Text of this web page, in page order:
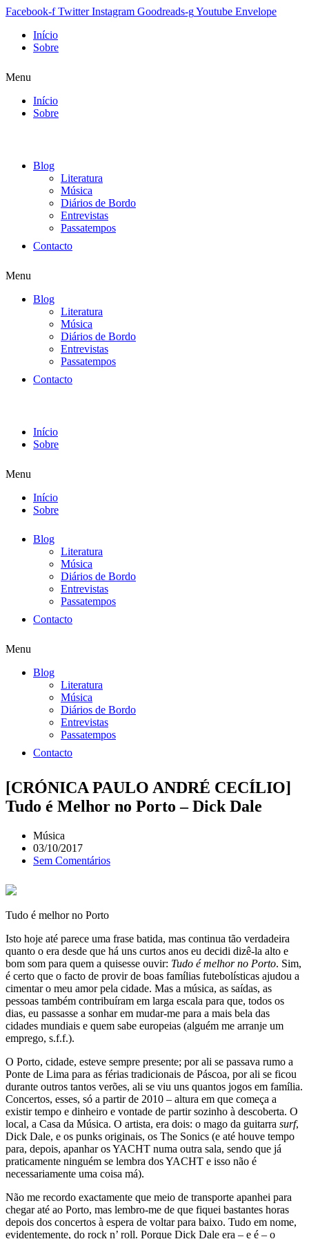
Facebook-f Twitter Instagram Goodreads-gYoutube Envelope
Início
Sobre
Menu
Início
Sobre
Blog
Literatura
Música
Diários de Bordo
Entrevistas
Passatempos
Contacto
Menu
Blog
Literatura
Música
Diários de Bordo
Entrevistas
Passatempos
Contacto
Início
Sobre
Menu
Início
Sobre
Blog
Literatura
Música
Diários de Bordo
Entrevistas
Passatempos
Contacto
Menu
Blog
Literatura
Música
Diários de Bordo
Entrevistas
Passatempos
Contacto
[CRÓNICA PAULO ANDRÉ CECÍLIO]
Tudo é Melhor no Porto – Dick Dale
Música
03/10/2017
Sem Comentários
Tudo é melhor no Porto
Isto hoje até parece uma frase batida, mas continua tão verdadeira
quanto o era desde que há uns curtos anos eu decidi dizê-la alto e
bom som para quem a quisesse ouvir: Tudo é melhor no Porto. Sim,
é certo que o facto de provir de boas famílias futebolísticas ajudou a
cimentar o meu amor pela cidade. Mas a música, as saídas, as
pessoas também contribuíram em larga escala para que, todos os
dias, eu passasse a sonhar em mudar-me para a mais bela das
cidades mundiais e quem sabe europeias (alguém me arranje um
emprego, s.f.f.).
O Porto, cidade, esteve sempre presente; por ali se passava rumo a
Ponte de Lima para as férias tradicionais de Páscoa, por ali se ficou
durante outros tantos verões, ali se viu uns quantos jogos em família.
Concertos, esses, só a partir de 2010 – altura em que começa a
existir tempo e dinheiro e vontade de partir sozinho à descoberta. O
local, a Casa da Música. O artista, era dois: o mago da guitarra surf,
Dick Dale, e os punks originais, os The Sonics (e até houve tempo
para, depois, apanhar os YACHT numa outra sala, sendo que já
praticamente ninguém se lembra dos YACHT e isso não é
necessariamente uma coisa má).
Não me recordo exactamente que meio de transporte apanhei para
chegar até ao Porto, mas lembro-me de que fiquei bastantes horas
depois dos concertos à espera de voltar para baixo. Tudo em nome,
evidentemente, do rock n’ roll. Porque Dick Dale era – e é – o